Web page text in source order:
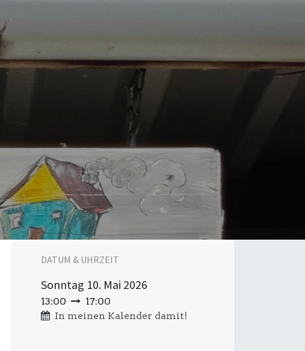
DATUM & UHRZEIT
Sonntag 10. Mai 2026
13:00
17:00
In meinen Kalender damit!